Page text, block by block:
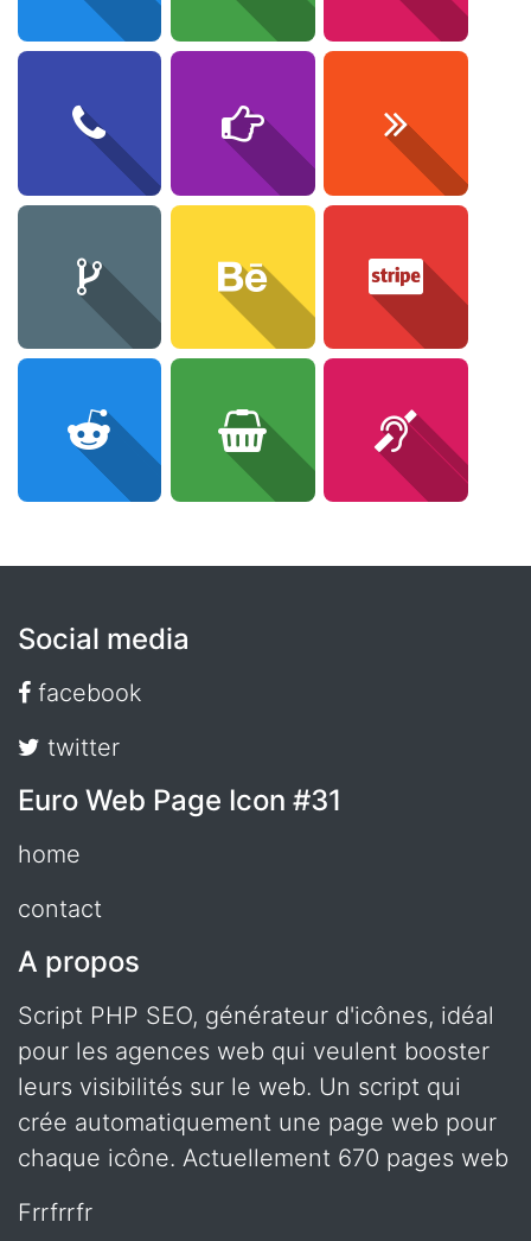
Social media
facebook
twitter
Euro Web Page Icon #31
home
contact
A propos
Script PHP SEO, générateur d'icônes, idéal
pour les agences web qui veulent booster
leurs visibilités sur le web. Un script qui
crée automatiquement une page web pour
chaque icône. Actuellement 670 pages web
frrfrrfr